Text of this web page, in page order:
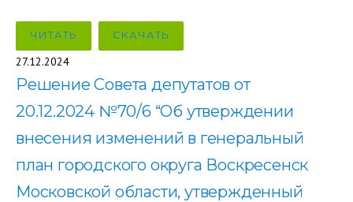
ЧИТАТЬ СКАЧАТЬ
27.12.2024
Решение Совета депутатов от
20.12.2024 №70/6 “Об утверждении
внесения изменений в генеральный
план городского округа Воскресенск
Московской области, утвержденный